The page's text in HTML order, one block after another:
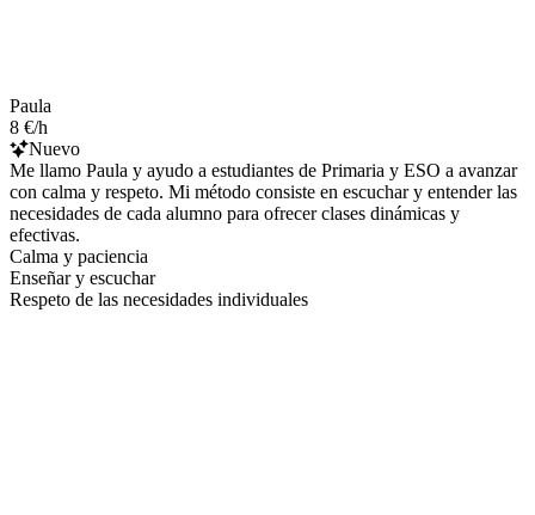
Paula
8 €/h
Nuevo
Me llamo Paula y ayudo a estudiantes de Primaria y ESO a avanzar
con calma y respeto. Mi método consiste en escuchar y entender las
necesidades de cada alumno para ofrecer clases dinámicas y
efectivas.
Calma y paciencia
Enseñar y escuchar
Respeto de las necesidades individuales